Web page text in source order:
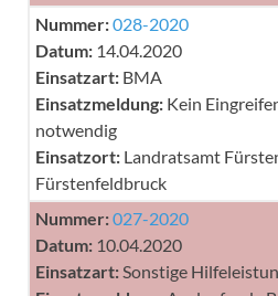
Nummer:028-2020
Datum: 14.04.2020
Einsatzart: BMA
Einsatzmeldung: Kein
notwendig
Einsatzort: Landratsamt
Fürstenfeldbruck
Nummer:027-2020
Datum: 10.04.2020
Einsatzart: Sonstige